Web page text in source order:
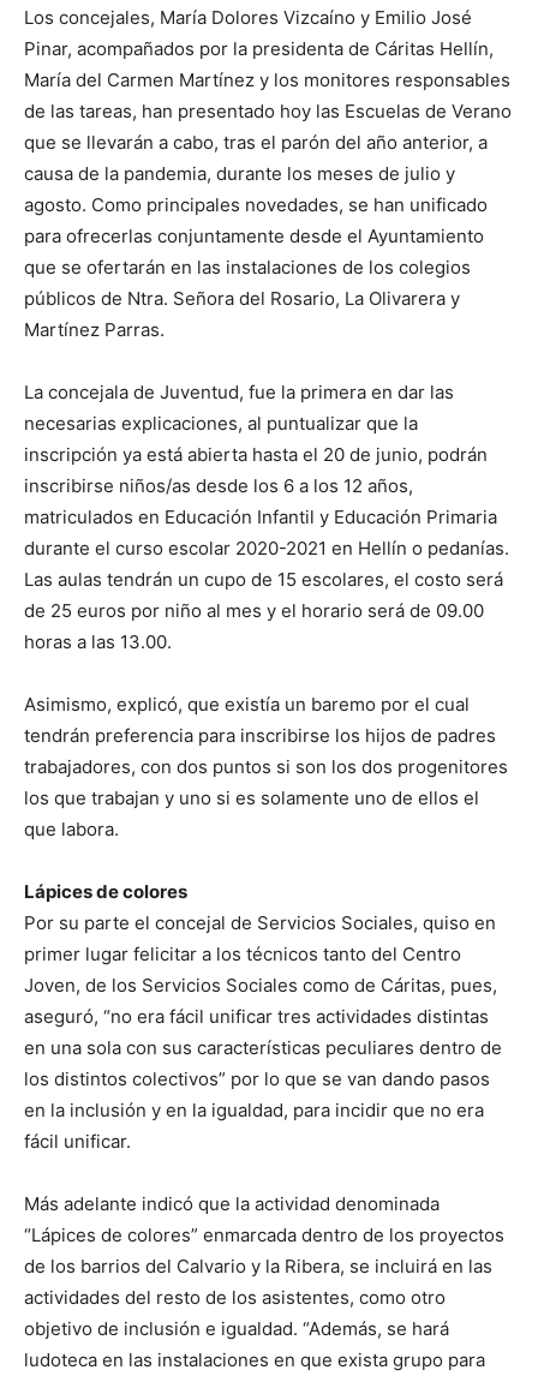
Los concejales, María Dolores Vizcaíno y Emilio José
Pinar, acompañados por la presidenta de Cáritas Hellín,
María del Carmen Martínez y los monitores responsables
de las tareas, han presentado hoy las Escuelas de Verano
que se llevarán a cabo, tras el parón del año anterior, a
causa de la pandemia, durante los meses de julio y
agosto. Como principales novedades, se han unificado
para ofrecerlas conjuntamente desde el Ayuntamiento
que se ofertarán en las instalaciones de los colegios
públicos de Ntra. Señora del Rosario, La Olivarera y
Martínez Parras.
La concejala de Juventud, fue la primera en dar las
necesarias explicaciones, al puntualizar que la
inscripción ya está abierta hasta el 20 de junio, podrán
inscribirse niños/as desde los 6 a los 12 años,
matriculados en Educación Infantil y Educación Primaria
durante el curso escolar 2020-2021 en Hellín o pedanías.
Las aulas tendrán un cupo de 15 escolares, el costo será
de 25 euros por niño al mes y el horario será de 09.00
horas a las 13.00.
Asimismo, explicó, que existía un baremo por el cual
tendrán preferencia para inscribirse los hijos de padres
trabajadores, con dos puntos si son los dos progenitores
los que trabajan y uno si es solamente uno de ellos el
que labora.
Lápices de colores
Por su parte el concejal de Servicios Sociales, quiso en
primer lugar felicitar a los técnicos tanto del Centro
Joven, de los Servicios Sociales como de Cáritas, pues,
aseguró, “no era fácil unificar tres actividades distintas
en una sola con sus características peculiares dentro de
los distintos colectivos” por lo que se van dando pasos
en la inclusión y en la igualdad, para incidir que no era
fácil unificar.
Más adelante indicó que la actividad denominada
“Lápices de colores” enmarcada dentro de los proyectos
de los barrios del Calvario y la Ribera, se incluirá en las
actividades del resto de los asistentes, como otro
objetivo de inclusión e igualdad. “Además, se hará
ludoteca en las instalaciones en que exista grupo para